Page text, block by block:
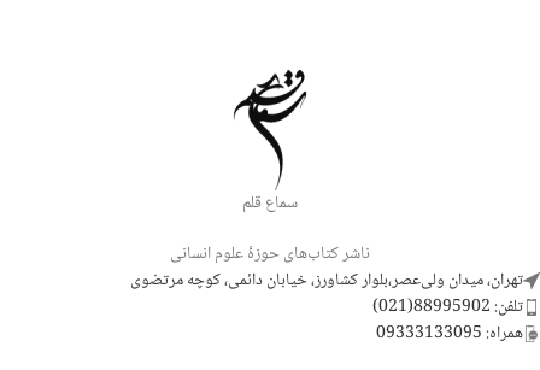
سماع قلم
ناشر کتاب‌های حوزۀ علوم انسانی
تهران، میدان ولی‌عصر،بلوار کشاورز، خیابان دائمی، کوچه مرتضوی
تلفن: 88995902(021)
همراه: 09333133095